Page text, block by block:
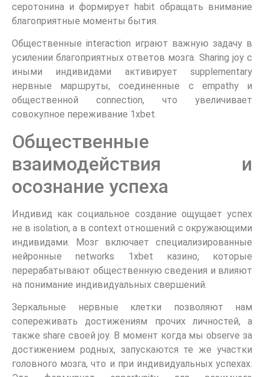
серотонина и формирует habit обращать внимание
благоприятные моменты бытия.
Общественные interaction играют важную задачу в
усилении благоприятных ответов мозга. Sharing joy с
иными индивидами активирует supplementary
нервные маршруты, соединенные с empathy и
общественной connection, что увеличивает
совокупное переживание 1xbet.
Общественные
взаимодействия и
осознание успеха
Индивид как социальное создание ощущает успех
не в isolation, а в context отношений с окружающими
индивидами. Мозг включает специализированные
нейронные networks 1xbet казино, которые
перерабатывают общественную сведения и влияют
на понимание индивидуальных свершений.
Зеркальные нервные клетки позволяют нам
сопереживать достижениям прочих личностей, а
также share своей joy. В момент когда мы observe за
достижением родных, запускаются те же участки
головного мозга, что и при индивидуальных успехах.